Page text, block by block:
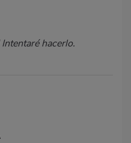
hacerlo.